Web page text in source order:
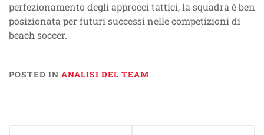
perfezionamento degli approcci tattici, la squadra è ben
posizionata per futuri successi nelle competizioni di
beach soccer.
POSTED IN ANALISI DEL TEAM